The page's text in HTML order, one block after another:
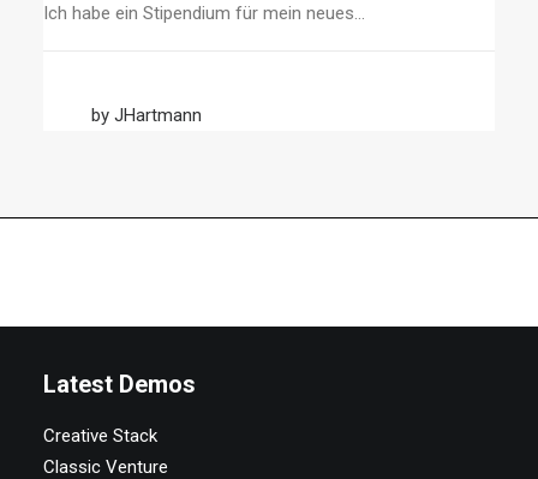
Ich habe ein Stipendium für mein neues…
by JHartmann
Latest Demos
Creative Stack
Classic Venture